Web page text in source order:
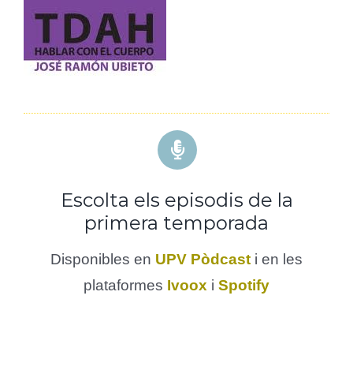
Escolta els episodis de la
primera temporada
Disponibles en UPV Pòdcast i en les
plataformes Ivoox i Spotify